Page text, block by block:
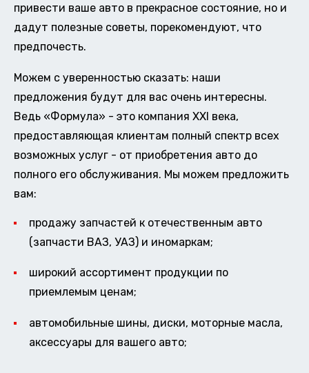
привести ваше авто в прекрасное состояние, но и
дадут полезные советы, порекомендуют, что
предпочесть.
Можем с уверенностью сказать: наши
предложения будут для вас очень интересны.
Ведь «Формула» - это компания XXI века,
предоставляющая клиентам полный спектр всех
возможных услуг - от приобретения авто до
полного его обслуживания. Мы можем предложить
вам:
продажу запчастей к отечественным авто
(запчасти ВАЗ, УАЗ) и иномаркам;
широкий ассортимент продукции по
приемлемым ценам;
автомобильные шины, диски, моторные масла,
аксессуары для вашего авто;